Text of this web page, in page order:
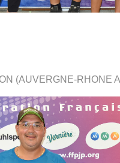
(AUVERGNE-RHONE